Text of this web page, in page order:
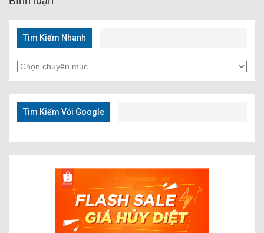
Tìm Kiếm Nhanh
Tìm
Kiếm
Nhanh
Tìm Kiếm Với Google